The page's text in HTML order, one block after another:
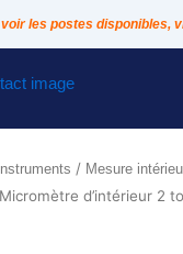
les postes disponibles,
Instruments / Mesure
d’intérieur 2